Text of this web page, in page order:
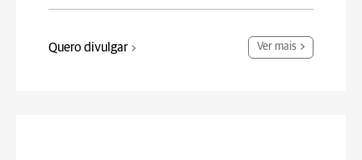
Quero divulgar Ver mais